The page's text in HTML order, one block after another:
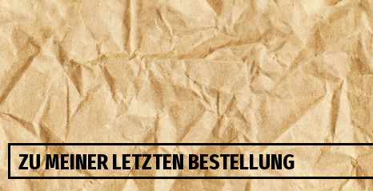
ZU MEINER LETZTEN BESTELLUNG